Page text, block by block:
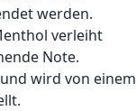
werden.
verleiht
Note.
wird von einem